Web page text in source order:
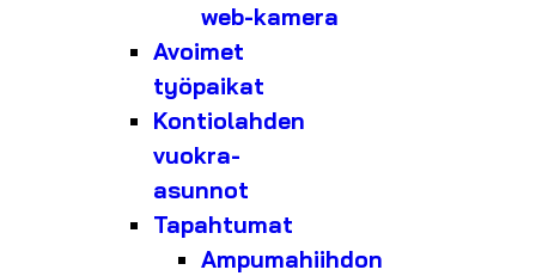
web-kamera
Avoimet
työpaikat
Kontiolahden
vuokra-
asunnot
Tapahtumat
Ampumahiihdon